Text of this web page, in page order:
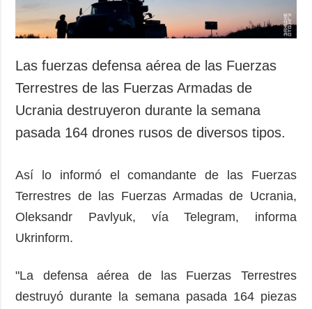
Crimen
Desastres y
ADICIONAL
Podcasts
Publicaciones
Fotos
Video
Releases
SERVICIOS
Suscripción
Banco de
imágenes
Las fuerzas defensa aérea de las Fuerzas
Terrestres de las Fuerzas Armadas de
Ucrania destruyeron durante la semana
pasada 164 drones rusos de diversos tipos.
Así lo informó el comandante de las Fuerzas
Terrestres de las Fuerzas Armadas de Ucrania,
Oleksandr Pavlyuk, vía Telegram, informa
Ukrinform.
"La defensa aérea de las Fuerzas Terrestres
destruyó durante la semana pasada 164 piezas